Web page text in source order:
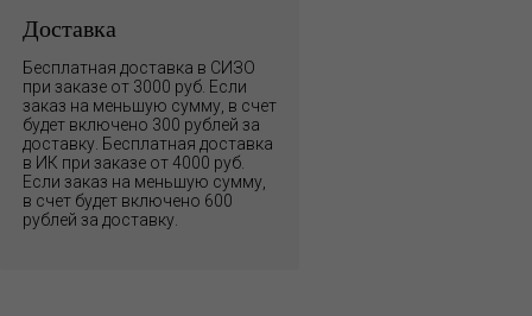
Доставка
Бесплатная доставка в СИЗО
при заказе от 3000 руб. Если
заказ на меньшую сумму, в счет
будет включено 300 рублей за
доставку. Бесплатная доставка
в ИК при заказе от 4000 руб.
Если заказ на меньшую сумму,
в счет будет включено 600
рублей за доставку.